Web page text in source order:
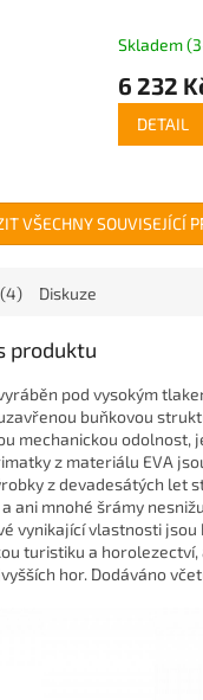
Skladem
6 232
DETAIL
VŠECHNY SOUVISEJÍCÍ
Diskuze
produktu
pod vysokým
buňkovou
mechanickou odolnost,
z materiálu EVA
z devadesátých let
ani mnohé šrámy
vynikající vlastnosti jsou
turistiku a horolezectví,
hor. Dodáváno